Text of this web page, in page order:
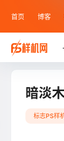
首页 博客
暗淡
标志PS样